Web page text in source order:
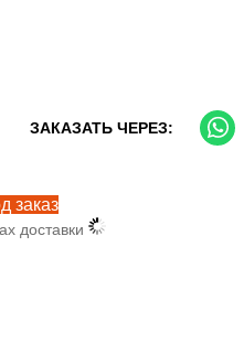
ЗАКАЗАТЬ ЧЕРЕЗ:
заказ
доставки